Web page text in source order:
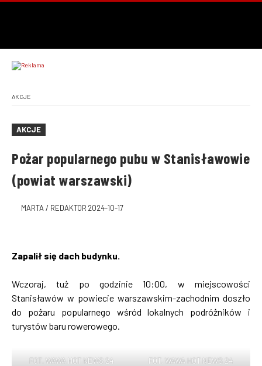
AKCJE
AKCJE
Pożar popularnego pubu w Stanisławowie
(powiat warszawski)
MARTA / REDAKTOR 2024-10-17
Zapalił się dach budynku.
Wczoraj, tuż po godzinie 10:00, w miejscowości
Stanisławów w powiecie warszawskim-zachodnim doszło
do pożaru popularnego wśród lokalnych podróżników i
turystów baru rowerowego.
FOT. WAWA HOT NEWS 24 FOT. WAWA HOT NEWS 24